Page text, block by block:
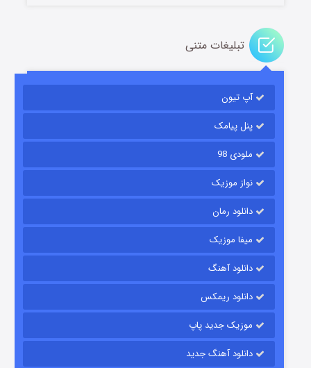
مردگان متحرک: شهر مرده ۳
قسمت
تبلیغات متنی
آپ تیون
پنل پیامک
ملودی 98
نواز موزیک
دانلود رمان
میفا موزیک
دانلود آهنگ
دانلود ریمکس
موزیک جدید پاپ
دانلود آهنگ جدید